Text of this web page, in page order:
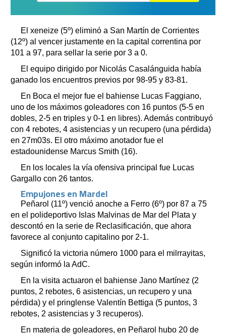
El xeneize (5º) eliminó a San Martín de Corrientes
(12º) al vencer justamente en la capital correntina por
101 a 97, para sellar la serie por 3 a 0.
El equipo dirigido por Nicolás Casalánguida había
ganado los encuentros previos por 98-95 y 83-81.
En Boca el mejor fue el bahiense Lucas Faggiano,
uno de los máximos goleadores con 16 puntos (5-5 en
dobles, 2-5 en triples y 0-1 en libres). Además contribuyó
con 4 rebotes, 4 asistencias y un recupero (una pérdida)
en 27m03s. El otro máximo anotador fue el
estadounidense Marcus Smith (16).
En los locales la vía ofensiva principal fue Lucas
Gargallo con 26 tantos.
Empujones en Mardel
Peñarol (11º) venció anoche a Ferro (6º) por 87 a 75
en el polideportivo Islas Malvinas de Mar del Plata y
descontó en la serie de Reclasificación, que ahora
favorece al conjunto capitalino por 2-1.
Significó la victoria número 1000 para el milrrayitas,
según informó la AdC.
En la visita actuaron el bahiense Jano Martínez (2
puntos, 2 rebotes, 6 asistencias, un recupero y una
pérdida) y el pringlense Valentín Bettiga (5 puntos, 3
rebotes, 2 asistencias y 3 recuperos).
En materia de goleadores, en Peñarol hubo 20 de